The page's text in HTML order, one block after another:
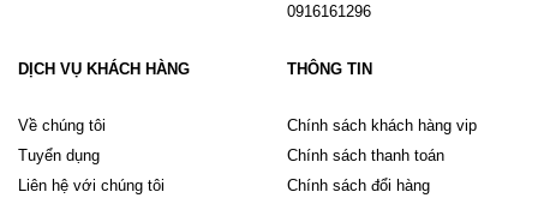
0916161296
DỊCH VỤ KHÁCH HÀNG
Về chúng tôi
Tuyển dụng
Liên hệ với chúng tôi
THÔNG TIN
Chính sách khách hàng vip
Chính sách thanh toán
Chính sách đổi hàng